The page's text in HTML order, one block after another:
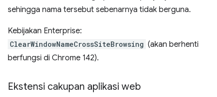
sehingga nama tersebut sebenarnya tidak berguna.
Kebijakan Enterprise:
ClearWindowNameCrossSiteBrowsing (akan berhenti
berfungsi di Chrome 142).
Ekstensi cakupan aplikasi web